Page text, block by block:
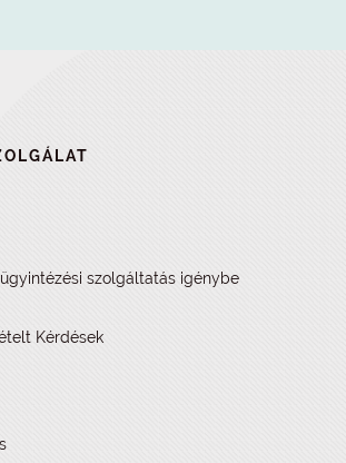
szolgáltatás igénybe
Kérdések